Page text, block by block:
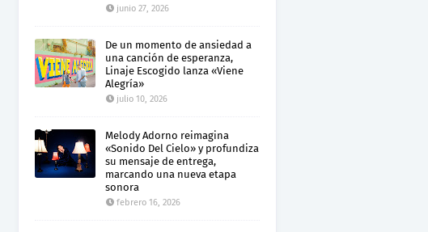
junio 27, 2026
De un momento de ansiedad a
una canción de esperanza,
Linaje Escogido lanza «Viene
Alegría»
julio 10, 2026
Melody Adorno reimagina
«Sonido Del Cielo» y profundiza
su mensaje de entrega,
marcando una nueva etapa
sonora
febrero 16, 2026